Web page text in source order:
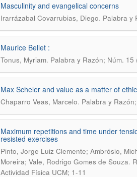
Masculinity and evangelical concerns
Irarrázabal Covarrubias, Diego. Palabra y
Maurice Bellet :
Tonus, Myriam. Palabra y Razón; Núm.
Max Scheler and value as a matter of
Chaparro Veas, Marcelo. Palabra y
Maximum repetitions and time under
resisted exercises
Pinto, Jorge Luiz Clemente; Ambrósio,
Moreira; Vale, Rodrigo Gomes de Souza.
Actividad Física UCM; 1-11